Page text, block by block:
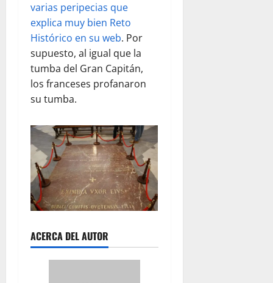
varias peripecias que
explica muy bien Reto
Histórico en su web. Por
supuesto, al igual que la
tumba del Gran Capitán,
los franceses profanaron
su tumba.
ACERCA DEL AUTOR